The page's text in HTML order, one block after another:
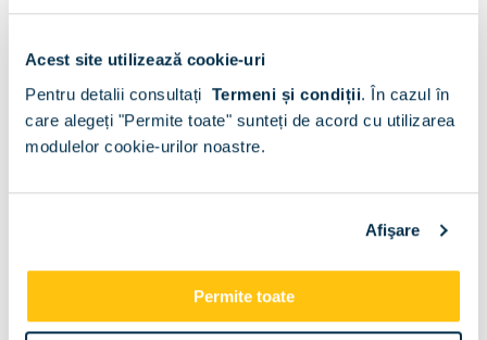
Acest site utilizează cookie-uri
Pentru detalii consultați Termeni și condiții. În cazul în
care alegeți "Permite toate" sunteți de acord cu utilizarea
modulelor cookie-urilor noastre.
Afişare
Permite toate
Dimensiune:
225cm
+
−
adaugă in cos